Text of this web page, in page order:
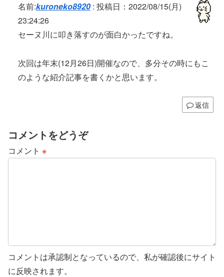
名前:kuroneko8920: 投稿日：2022/08/15(月)
23:24:26
セーヌ川に叩き落すのが面白かったですね。
次回は年末(12月26日)開催なので、多分その時にもこ
のような紹介記事を書くかと思います。
返信
コメントをどうぞ
コメント ※
コメントは承認制となっているので、私が確認後にサイト
に反映されます。